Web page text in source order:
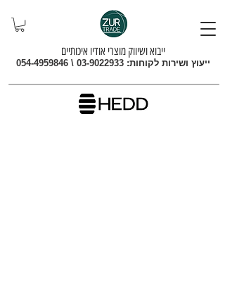
ייעוץ ושירות לקוחות: 03-9022933
\
054-4959846
ייבוא ושיווק מוצרי אודיו איכותיים